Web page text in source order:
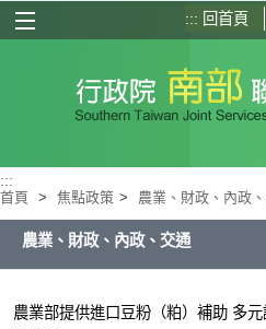
::: 回首頁
選單按鈕
:::
首頁 > 焦點政策 > 農業、財政、內政
農業、財政、內政、交通
農業部提供進口豆粉（粕）補助 多